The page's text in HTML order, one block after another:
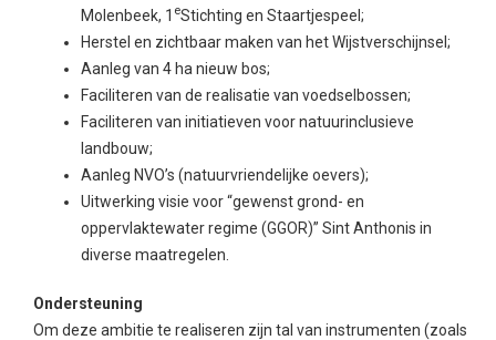
Molenbeek, 1 eStichting en Staartjespeel;
Herstel en zichtbaar maken van het Wijstverschijnsel;
Aanleg van 4 ha nieuw bos;
Faciliteren van de realisatie van voedselbossen;
Faciliteren van initiatieven voor natuurinclusieve
landbouw;
Aanleg NVO’s (natuurvriendelijke oevers);
Uitwerking visie voor “gewenst grond- en
oppervlaktewater regime (GGOR)” Sint Anthonis in
diverse maatregelen.
Ondersteuning
Om deze ambitie te realiseren zijn tal van instrumenten (zoals